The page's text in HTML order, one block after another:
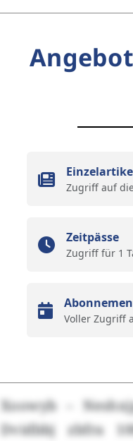
Zugriff auf
Zeitpässe
Zugriff für 1
Voller Zugriff
Xoowyb –
Dvidbbj zbfra